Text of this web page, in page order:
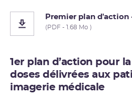
Premier plan d'action
(PDF - 1.68 Mo )
1er plan d’action pour
doses délivrées aux
imagerie médicale